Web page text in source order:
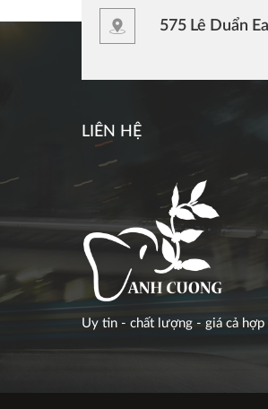
575 Lê Duẩn
LIÊN HỆ
Uy tin - chất lượng - giá cả hợp